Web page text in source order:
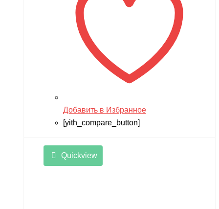
Добавить в Избранное
[yith_compare_button]
Quickview